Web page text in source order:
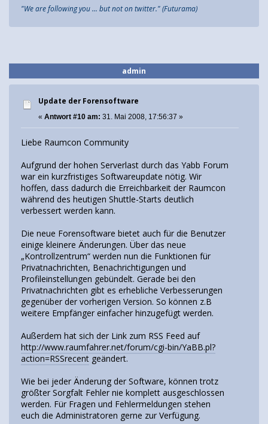
"We are following you ... but not on twitter." (Futurama)
admin
Update der Forensoftware
« Antwort #10 am: 31. Mai 2008, 17:56:37 »
Liebe Raumcon Community
Aufgrund der hohen Serverlast durch das Yabb Forum
war ein kurzfristiges Softwareupdate nötig. Wir
hoffen, dass dadurch die Erreichbarkeit der Raumcon
während des heutigen Shuttle-Starts deutlich
verbessert werden kann.
Die neue Forensoftware bietet auch für die Benutzer
einige kleinere Änderungen. Über das neue
„Kontrollzentrum“ werden nun die Funktionen für
Privatnachrichten, Benachrichtigungen und
Profileinstellungen gebündelt. Gerade bei den
Privatnachrichten gibt es erhebliche Verbesserungen
gegenüber der vorherigen Version. So können z.B
weitere Empfänger einfacher hinzugefügt werden.
Außerdem hat sich der Link zum RSS Feed auf
http://www.raumfahrer.net/forum/cgi-bin/YaBB.pl?
action=RSSrecent geändert.
Wie bei jeder Änderung der Software, können trotz
größter Sorgfalt Fehler nie komplett ausgeschlossen
werden. Für Fragen und Fehlermeldungen stehen
euch die Administratoren gerne zur Verfügung.